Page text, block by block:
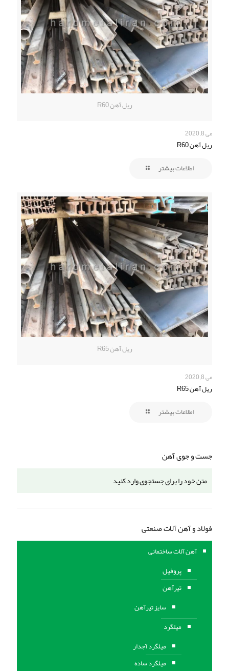
ریل آهن R60
می 8, 2020
ریل آهن R60
اطلاعات بیشتر
ریل آهن R65
می 8, 2020
ریل آهن R65
اطلاعات بیشتر
جست و جوی آهن
فولاد و آهن آلات صنعتی
آهن آلات ساختمانی
پروفیل
تیرآهن
سایز تیرآهن
میلگرد
میلگرد آجدار
میلگرد ساده